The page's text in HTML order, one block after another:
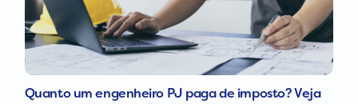
Quanto um engenheiro PJ paga de imposto? Veja